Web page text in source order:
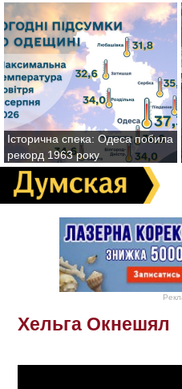
Історична спека: Одеса побила
рекорд 1963 року
Хельга Окнешял